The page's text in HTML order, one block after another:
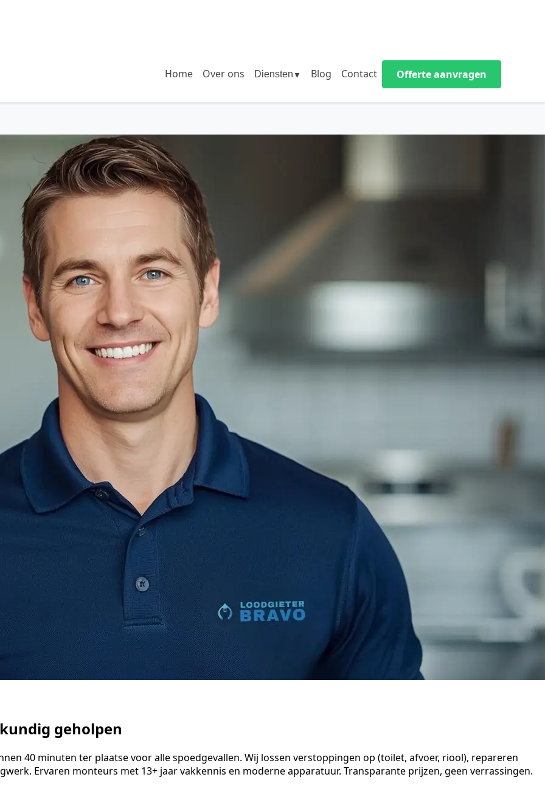
Home Over ons Diensten ▼ Blog Contact Offerte aanvragen
geholpen
40 minuten ter plaatse voor alle spoedgevallen. Wij lossen verstoppingen op (toilet, afvoer, riool), repareren
Ervaren monteurs met 13+ jaar vakkennis en moderne apparatuur. Transparante prijzen, geen verrassingen.